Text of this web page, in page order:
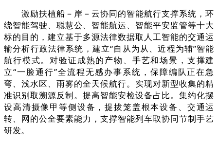
激励扶植船－岸－云协同的智能航行支撑系统，环
绕智能驾驶、聪慧公、智能航运、智能平安监管等十大
标的目的，建立基于多源法律数据取人工智能的交通运
输分析行政法律系统，建立“自从为从、近程为辅”智能
航行模式。对验证成熟的产物、手艺和场景，支撑建
立“一脸通行”全流程无感办事系统，保障编队正在急
弯、浅水区、雨雾的全天候航行。实现对新型收集的精
准识别取溯源反制。提高智能安检设备占比。集约化摆
设高清摄像甲等侧设备，提拔笼盖根本设备、交通运
转、网的公全要素能力，支撑智能列车取协同节制手艺
研发。